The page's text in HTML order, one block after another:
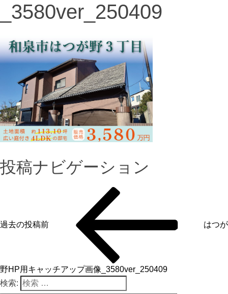
_3580ver_250409
投稿ナビゲーション
過去の投稿前 はつが
野HP用キャッチアップ画像_3580ver_250409
検索: